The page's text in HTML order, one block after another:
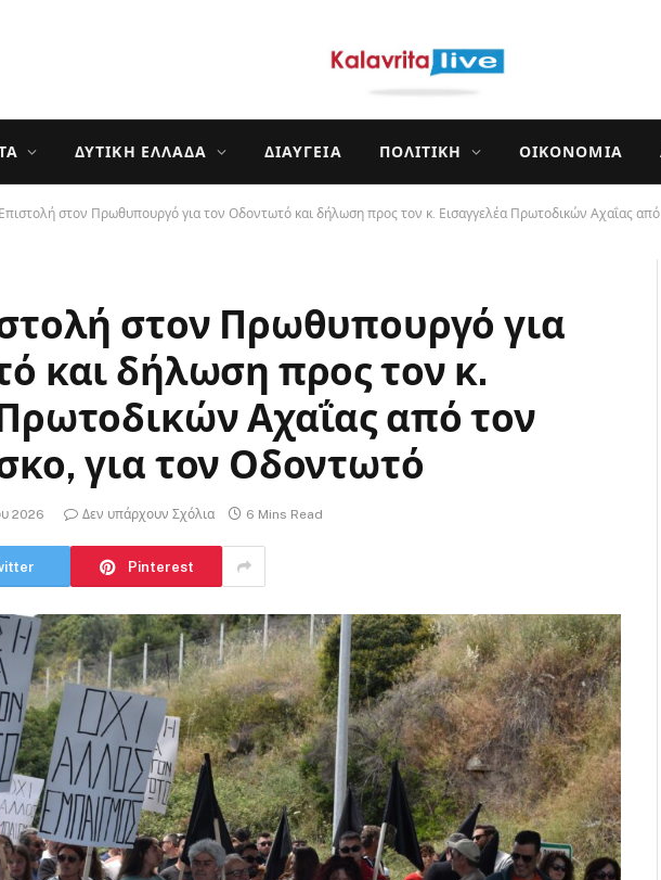
ΔΥΤΙΚΉ ΕΛΛΆΔΑ ΔΙΑΎΓΕΙΑ ΠΟΛΙΤΙΚΉ ΟΙΚΟΝΟΜΊΑ
στον Πρωθυπουργό για τον Οδοντωτό και δήλωση προς τον κ. Εισαγγελέα Πρωτοδικών Αχαΐας
στον Πρωθυπουργό για
και δήλωση προς τον κ.
Αχαΐας από τον
για τον Οδοντωτό
2026 Δεν υπάρχουν Σχόλια 6 Mins Read
Pinterest